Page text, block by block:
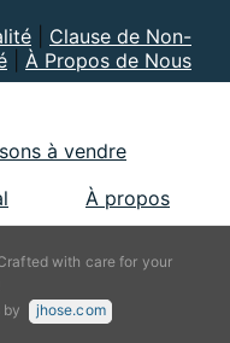
Clause de Non-
À Propos de Nous
à vendre
À propos
with care for your
by
jhose.com